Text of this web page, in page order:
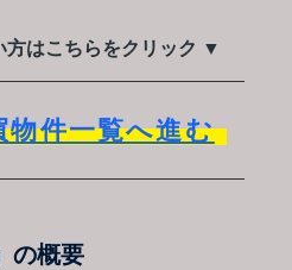
はこちらをクリック ▼
物件一覧へ進む
の概要